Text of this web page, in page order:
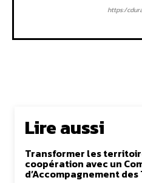
https:/
Lire aussi
Transformer les
coopération avec un
d’Accompagnement